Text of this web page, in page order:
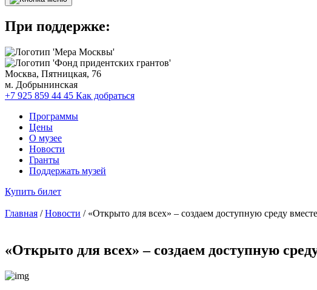
При поддержке:
Москва, Пятницкая, 76
м. Добрынинская
+7 925 859 44 45 Как добраться
Программы
Цены
О музее
Новости
Гранты
Поддержать музей
Купить билет
Главная /Новости / «Открыто для всех» – создаем доступную среду вместе
«Открыто для всех» – создаем доступную